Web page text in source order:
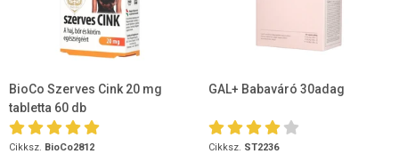
BioCo Szerves Cink 20 mg
tabletta 60 db
Cikksz. BioCo2812
GAL+ Babaváró 30adag
Cikksz. ST2236